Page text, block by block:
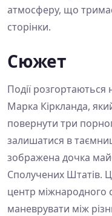
атмосферу, що
сторінки.
Сюжет
Події розгортаються
Марка Кіркланда,
повернути три
залишатися в
зображена дочка
Сполучених Штатів.
центр міжнародного
маневрувати між